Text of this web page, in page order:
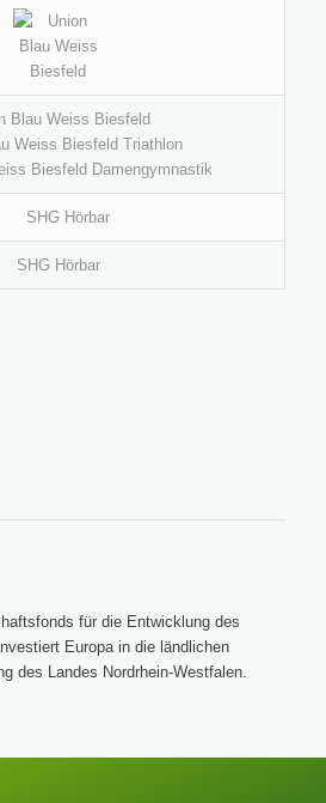
Blau Weiss Biesfeld
Weiss Biesfeld Triathlon
Biesfeld Damengymnastik
SHG Hörbar
für die Entwicklung des
Europa in die ländlichen
des Landes Nordrhein-Westfalen.